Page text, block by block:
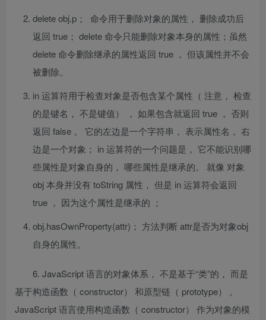
delete obj.p； 命令用于删除对象的属性， 删除成功后
返回 true； delete命令只能删除对象本身的属性 ；虽然
delete命令删除继承的属性返回 true ， 但该属性并不会
被删除。
in运算符用于检查对象是否包含某个属性（ 注意， 检查
的是键名， 不是键值） ， 如果包含就返回 true ， 否则
返回 false 。 它的左边是一个字符串， 表示属性名， 右
边是一个对象； in运算符的一个问题是， 它不能识别哪
些属性是对象自身的， 哪些属性是继承的。 就像 对象
obj本身并没有toString 属性， 但是 in运算符会返回
true ， 因为这个属性是继承的 ；
obj.hasOwnProperty(attr)； 方法判断 attr是否为对象obj
自身的属性。
6. JavaScript 语言的对象体系， 不是基于“类”的， 而是
基于构造函数（ constructor） 和原型链（ prototype） 。
JavaScript 语言使用构造函数（ constructor） 作为对象的模